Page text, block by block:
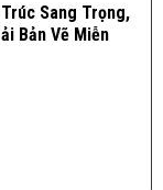
Sang Trọng,
Bản Vẽ Miễn